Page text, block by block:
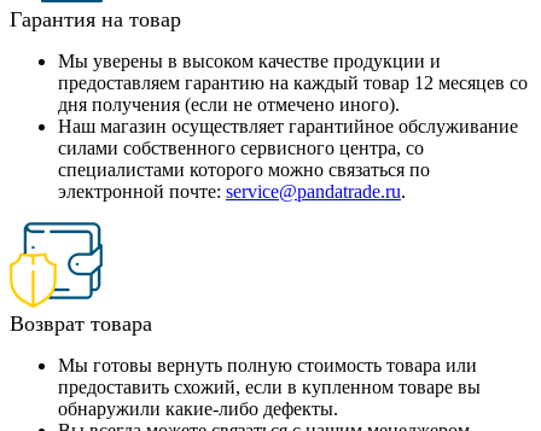
Гарантия на товар
Мы уверены в высоком качестве продукции и
предоставляем гарантию на каждый товар 12 месяцев со
дня получения (если не отмечено иного).
Наш магазин осуществляет гарантийное обслуживание
силами собственного сервисного центра, со
специалистами которого можно связаться по
электронной почте: service@pandatrade.ru.
Возврат товара
Мы готовы вернуть полную стоимость товара или
предоставить схожий, если в купленном товаре вы
обнаружили какие-либо дефекты.